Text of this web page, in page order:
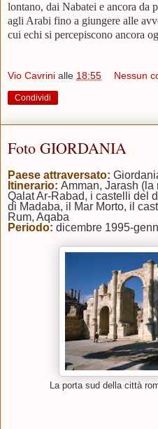
lontano, dai Nabatei e ancora da
agli Arabi fino a giungere alle
cui echi si percepiscono ancora
Vio Cavrini alle 18:55 Nessun
Condividi
Foto GIORDANIA
Paese attraversato:
Itinerario: Amman, Jarash (la
Qalat Ar-Rabad, i castelli del
di Madaba, il Mar Morto, il
Rum, Aqaba
Periodo: dicembre 1995-
La porta sud della città